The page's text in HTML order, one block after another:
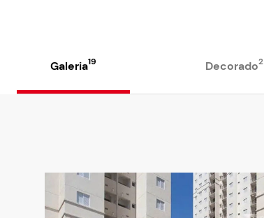
Galeria19 Decorado2